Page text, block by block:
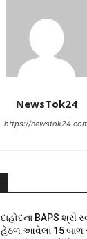
NewsTok24
https://
દાહોદના BAPS શ્રી
હેઠળ આવેલાં 15 બાળ